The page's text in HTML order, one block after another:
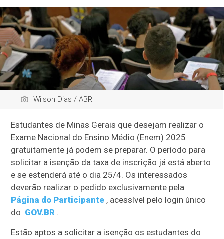
Wilson Dias / ABR
Estudantes de Minas Gerais que desejam realizar o
Exame Nacional do Ensino Médio (Enem) 2025
gratuitamente já podem se preparar. O período para
solicitar a isenção da taxa de inscrição já está aberto
e se estenderá até o dia 25/4. Os interessados
deverão realizar o pedido exclusivamente pela
Página do Participante , acessível pelo login único
do GOV.BR .
Estão aptos a solicitar a isenção os estudantes do